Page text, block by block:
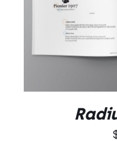
DODAJ
SZCZEGÓŁY